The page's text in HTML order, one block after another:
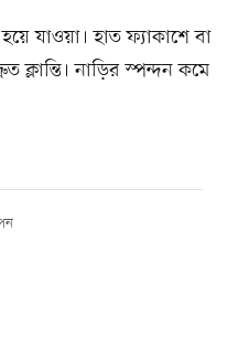
হয়ে যাওয়া। হাত ফ্যাকাশে বা
ক্লান্তি। নাড়ির স্পন্দন কমে